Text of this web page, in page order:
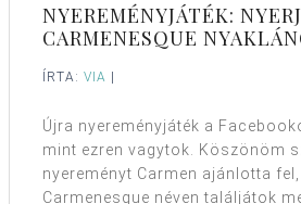
NYEREMÉNYJÁTÉK: NYERJ
CARMENESQUE
ÍRTA: VIA
Újra nyereményjáték a
mint ezren vagytok. Köszönöm
nyereményt Carmen ajánlotta
Carmenesque néven találjátok